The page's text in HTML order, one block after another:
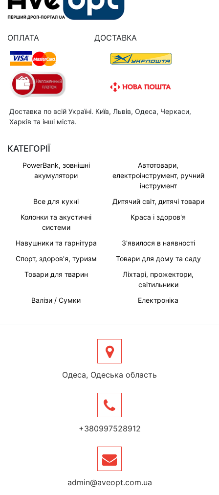
ОПЛАТА ДОСТАВКА
Доставка по всій Україні. Київ, Львів, Одеса, Черкаси,
Харків та інші міста.
КАТЕГОРІЇ
PowerBank, зовнішні
акумулятори
Автотовари,
електроінструмент, ручний
інструмент
Все для кухні
Дитячий світ, дитячі товари
Колонки та акустичні
системи
Краса і здоров'я
Навушники та гарнітура
З'явилося в наявності
Спорт, здоров'я, туризм
Товари для дому та саду
Товари для тварин
Ліхтарі, прожектори,
світильники
Валізи / Сумки
Електроніка
Одеса, Одеська область
+380997528912
admin@aveopt.com.ua